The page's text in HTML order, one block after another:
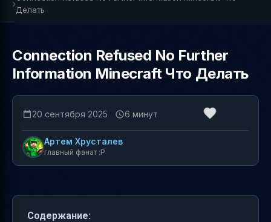
Делать
Connection Refused No Further
Information Minecraft Что Делать
20 сентября 2025 6 минут
Артем Хрусталев
главный фанат :P
Содержание: